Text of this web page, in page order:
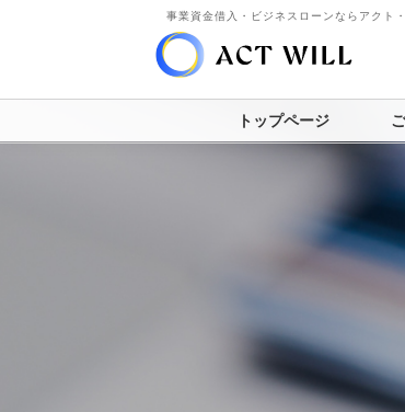
事業資金借入・ビジネスローンならアクト
トップページ